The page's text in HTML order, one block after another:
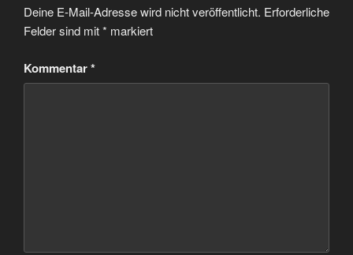
Deine E-Mail-Adresse wird nicht veröffentlicht. Erforderliche
Felder sind mit* markiert
Kommentar*